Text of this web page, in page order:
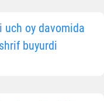
uch oy davomida
buyurdi